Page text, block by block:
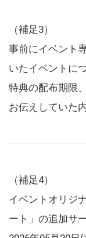
（補足3）
事前にイベント
いたイベントに
特典の配布期限
お伝えしていた
（補足4）
イベントオリジ
ート」の追加サ